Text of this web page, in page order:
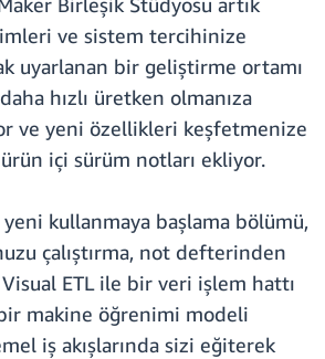
ve sistem tercihinize
uyarlanan bir geliştirme ortamı
hızlı üretken olmanıza
ve yeni özellikleri keşfetmenize
ürün içi sürüm notları ekliyor.
kullanmaya başlama bölümü,
çalıştırma, not defterinden
ETL ile bir veri işlem hattı
makine öğrenimi modeli
iş akışlarında sizi eğiterek